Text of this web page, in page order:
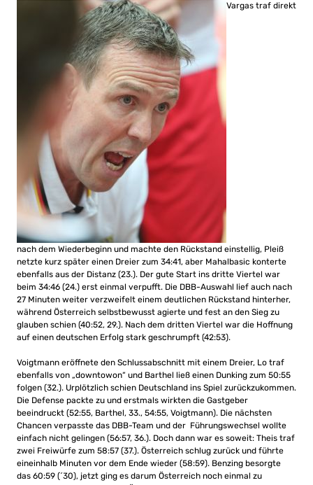
Vargas traf direkt
nach dem Wiederbeginn und machte den Rückstand einstellig, Pleiß
netzte kurz später einen Dreier zum 34:41, aber Mahalbasic konterte
ebenfalls aus der Distanz (23.). Der gute Start ins dritte Viertel war
beim 34:46 (24.) erst einmal verpufft. Die DBB-Auswahl lief auch nach
27 Minuten weiter verzweifelt einem deutlichen Rückstand hinterher,
während Österreich selbstbewusst agierte und fest an den Sieg zu
glauben schien (40:52, 29.). Nach dem dritten Viertel war die Hoffnung
auf einen deutschen Erfolg stark geschrumpft (42:53).
Voigtmann eröffnete den Schlussabschnitt mit einem Dreier, Lo traf
ebenfalls von „downtowon“ und Barthel ließ einen Dunking zum 50:55
folgen (32.). Urplötzlich schien Deutschland ins Spiel zurückzukommen.
Die Defense packte zu und erstmals wirkten die Gastgeber
beeindruckt (52:55, Barthel, 33., 54:55, Voigtmann). Die nächsten
Chancen verpasste das DBB-Team und der Führungswechsel wollte
einfach nicht gelingen (56:57, 36.). Doch dann war es soweit: Theis traf
zwei Freiwürfe zum 58:57 (37.). Österreich schlug zurück und führte
eineinhalb Minuten vor dem Ende wieder (58:59). Benzing besorgte
das 60:59 (´30), jetzt ging es darum Österreich noch einmal zu